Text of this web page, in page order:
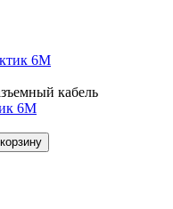
кабель
6M